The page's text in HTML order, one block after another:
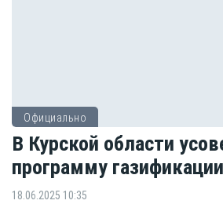
Официально
В Курской области
программу газификации
18.06.2025 10:35